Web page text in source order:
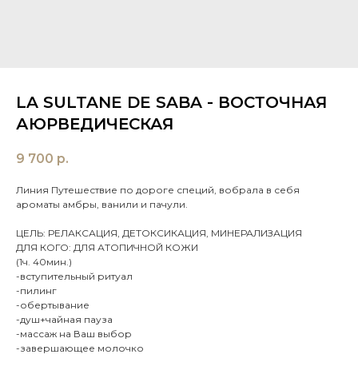
LA SULTANE DE SABA - ВОСТОЧНАЯ
АЮРВЕДИЧЕСКАЯ
9 700 р.
Линия Путешествие по дороге специй, вобрала в себя
ароматы амбры, ванили и пачули.
ЦЕЛЬ: РЕЛАКСАЦИЯ, ДЕТОКСИКАЦИЯ, МИНЕРАЛИЗАЦИЯ
ДЛЯ КОГО: ДЛЯ АТОПИЧНОЙ КОЖИ
(1ч. 40мин.)
-вступительный ритуал
-пилинг
-обертывание
-душ+чайная пауза
-массаж на Ваш выбор
-завершающее молочко